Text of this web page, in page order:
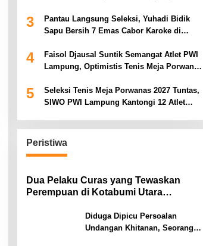
3
Pantau Langsung Seleksi, Yuhadi Bidik
Sapu Bersih 7 Emas Cabor Karoke di
4
Faisol Djausal Suntik Semangat Atlet PWI
Lampung, Optimistis Tenis Meja Porwanas
5
Seleksi Tenis Meja Porwanas 2027 Tuntas,
SIWO PWI Lampung Kantongi 12 Atlet
Peristiwa
Dua Pelaku Curas yang Tewaskan
Perempuan di Kotabumi Utara
Diduga Dipicu Persoalan
Undangan Khitanan, Seorang